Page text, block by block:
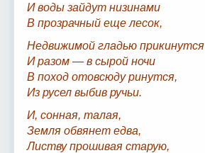
И воды зайдут низинами
В прозрачный еще лесок,
Недвижимой гладью прикинутся
И разом — в сырой ночи
В поход отовсюду ринутся,
Из русел выбив ручьи.
И, сонная, талая,
Земля обвянет едва,
Листву прошивая старую,